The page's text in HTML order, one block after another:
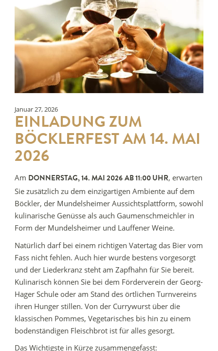
Januar 27, 2026
EINLADUNG ZUM
BÖCKLERFEST AM 14. MAI
2026
Am DONNERSTAG, 14. MAI 2026 AB 11:00 UHR, erwarten
Sie zusätzlich zu dem einzigartigen Ambiente auf dem
Böckler, der Mundelsheimer Aussichtsplattform, sowohl
kulinarische Genüsse als auch Gaumenschmeichler in
Form der Mundelsheimer und Lauffener Weine.
Natürlich darf bei einem richtigen Vatertag das Bier vom
Fass nicht fehlen. Auch hier wurde bestens vorgesorgt
und der Liederkranz steht am Zapfhahn für Sie bereit.
Kulinarisch können Sie bei dem Förderverein der Georg-
Hager Schule oder am Stand des örtlichen Turnvereins
ihren Hunger stillen. Von der Currywurst über die
klassischen Pommes, Vegetarisches bis hin zu einem
bodenständigen Fleischbrot ist für alles gesorgt.
Das Wichtigste in Kürze zusammengefasst: